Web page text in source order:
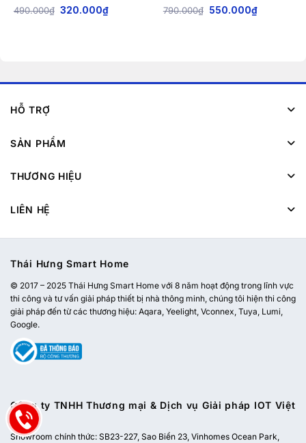
Rated5 out
of 5
490.000₫ 320.000₫ Rated5out
of 5
790.000₫ 550.000₫
HỖ TRỢ
SẢN PHẨM
THƯƠNG HIỆU
LIÊN HỆ
Thái Hưng Smart Home
© 2017 – 2025 Thái Hưng Smart Home với 8 năm hoạt động trong lĩnh vực
thi công và tư vấn giải pháp thiết bị nhà thông minh, chúng tôi hiện thi công
giải pháp đến từ các thương hiệu: Aqara, Yeelight, Vconnex, Tuya, Lumi,
Google.
Công ty TNHH Thương mại & Dịch vụ Giải pháp IOT Việt
Nam
Showroom chính thức: SB23-227, Sao Biển 23, Vinhomes Ocean Park,